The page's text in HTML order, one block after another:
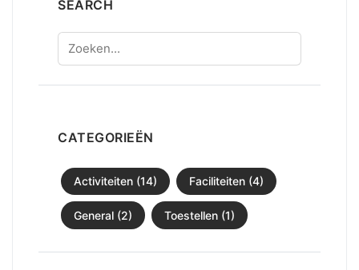
SEARCH
Zoeken
CATEGORIEËN
Activiteiten (14) Faciliteiten (4)
General (2) Toestellen (1)